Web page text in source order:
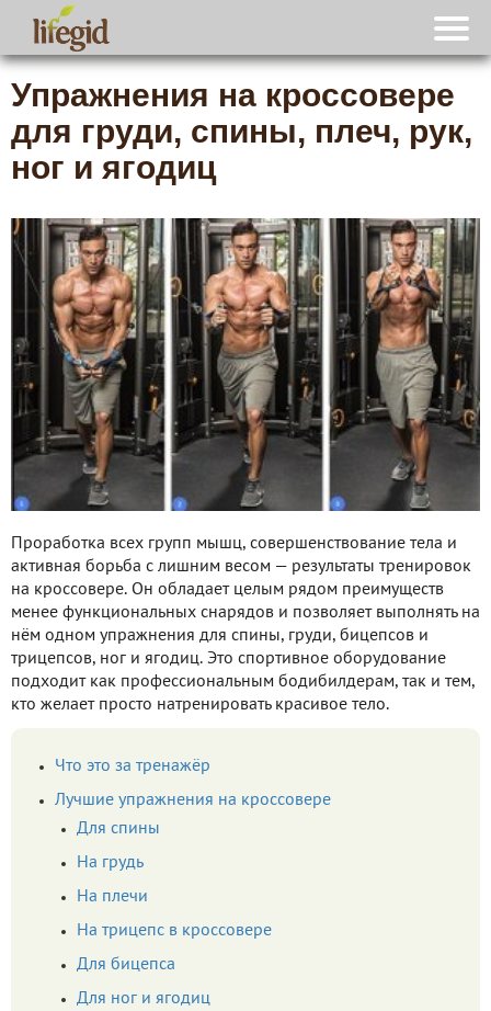
Упражнения на кроссовере
для груди, спины, плеч, рук,
ног и ягодиц
Проработка всех групп мышц, совершенствование тела и
активная борьба с лишним весом — результаты тренировок
на кроссовере. Он обладает целым рядом преимуществ
менее функциональных снарядов и позволяет выполнять на
нём одном упражнения для спины, груди, бицепсов и
трицепсов, ног и ягодиц. Это спортивное оборудование
подходит как профессиональным бодибилдерам, так и тем,
кто желает просто натренировать красивое тело.
Что это за тренажёр
Лучшие упражнения на кроссовере
Для спины
На грудь
На плечи
На трицепс в кроссовере
Для бицепса
Для ног и ягодиц